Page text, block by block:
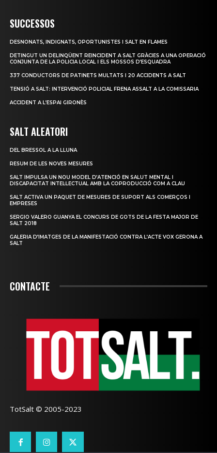
SUCCESSOS
DESNONATS, INDIGNATS, OPORTUNISTES I SALT EN FLAMES
DETINGUT UN DELINQÜENT REINCIDENT A SALT GRÀCIES A UNA OPERACIÓ
CONJUNTA DE LA POLICIA LOCAL I ELS MOSSOS D’ESQUADRA
337 CONDUCTORS DE PATINETS MULTATS I 20 ACCIDENTS A SALT
TENSIÓ A SALT: INTERVENCIÓ POLICIAL FRENA ASSALT A LA COMISSARIA
ACCIDENT A L’ESPAI GIRONÈS
SALT ALEATORI
DEL BRESSOL A LA LLUNA
RESUM DE LES NOVES MESURES
SALT IMPULSA UN NOU MODEL D’ATENCIÓ EN SALUT MENTAL I
DISCAPACITAT INTEL·LECTUAL AMB LA COPRODUCCIÓ COM A CLAU
SALT ACTIVA UN PAQUET DE MESURES DE SUPORT ALS COMERÇOS I
EMPRESES
SERGIO VALERO GUANYA EL CONCURS DE GOTS DE LA FESTA MAJOR DE
SALT 2018
GALERIA D’IMATGES DE LA MANIFESTACIÓ CONTRA L’ACTE VOX GERONA A
SALT
CONTACTE
TotSalt © 2005-2023